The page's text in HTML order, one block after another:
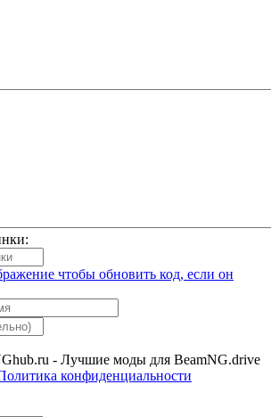
- Лучшие моды для BeamNG.drive
конфиденциальности